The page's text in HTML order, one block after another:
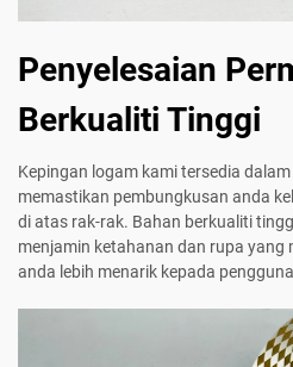
Penyelesaian
Berkualiti Tinggi
Kepingan logam kami tersedia
memastikan pembungkusan anda
di atas rak-rak. Bahan berkualiti
menjamin ketahanan dan rupa yang
anda lebih menarik kepada pengguna